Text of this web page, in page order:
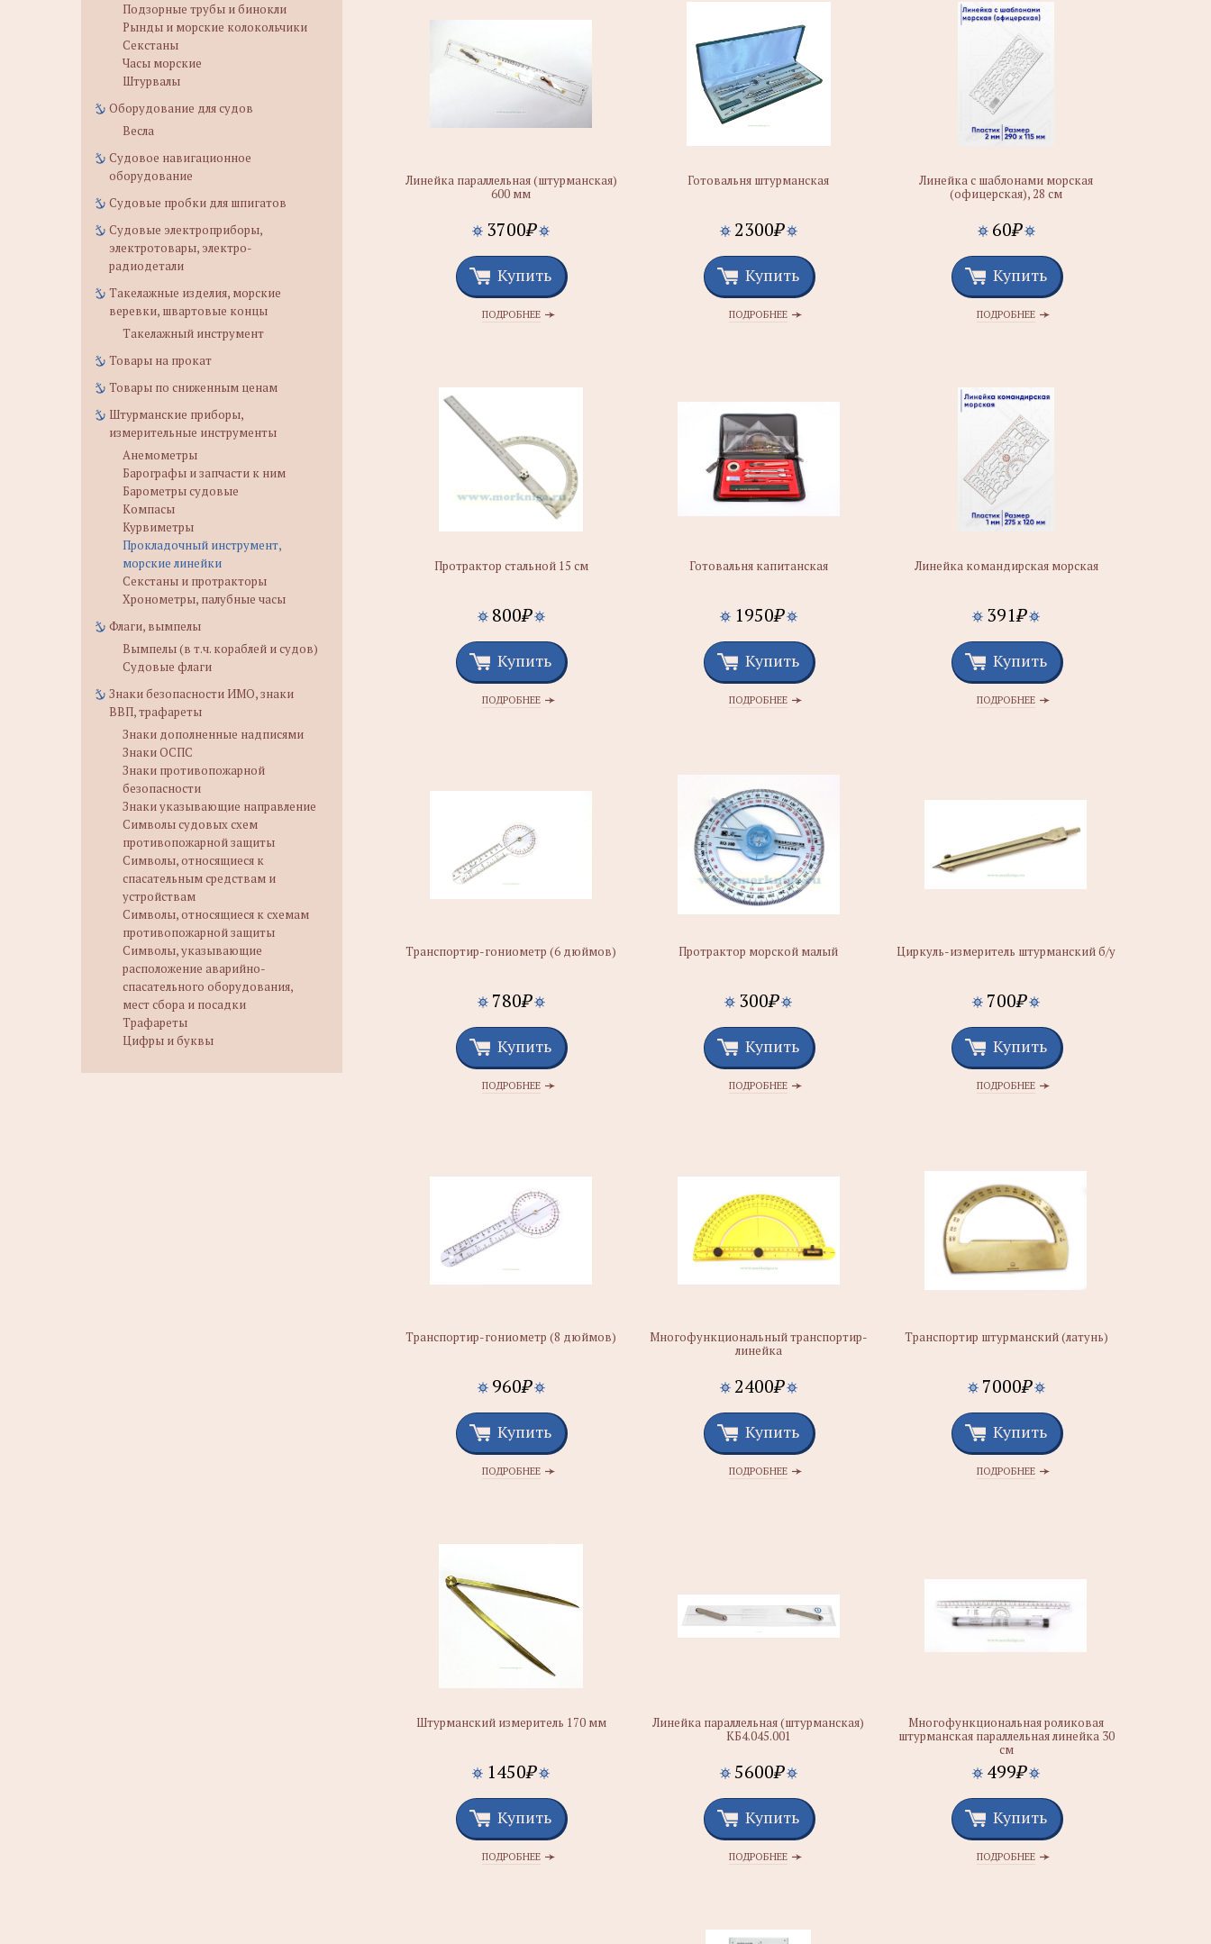
Подзорные трубы и бинокли
Рынды и морские колокольчики
Секстаны
Часы морские
Штурвалы
Оборудование для судов
Весла
Судовое навигационное
оборудование
Судовые пробки для шпигатов
Судовые электроприборы,
электротовары, электро-
радиодетали
Такелажные изделия, морские
веревки, швартовые концы
Такелажный инструмент
Товары на прокат
Товары по сниженным ценам
Штурманские приборы,
измерительные инструменты
Анемометры
Барографы и запчасти к ним
Барометры судовые
Компасы
Курвиметры
Прокладочный инструмент,
морские линейки
Секстаны и протракторы
Хронометры, палубные часы
Флаги, вымпелы
Вымпелы (в т.ч. кораблей и судов)
Судовые флаги
Знаки безопасности ИМО, знаки
ВВП, трафареты
Знаки дополненные надписями
Знаки ОСПС
Знаки противопожарной
безопасности
Знаки указывающие направление
Символы судовых схем
противопожарной защиты
Символы, относящиеся к
спасательным средствам и
устройствам
Символы, относящиеся к схемам
противопожарной защиты
Символы, указывающие
расположение аварийно-
спасательного оборудования,
мест сбора и посадки
Трафареты
Цифры и буквы
Линейка параллельная (штурманская)
600 мм
3700₽
Купить
ПОДРОБНЕЕ
Готовальня штурманская
2300₽
Купить
ПОДРОБНЕЕ
Линейка с шаблонами морская
(офицерская), 28 см
60₽
Купить
ПОДРОБНЕЕ
Протрактор стальной 15 см
800₽
Купить
ПОДРОБНЕЕ
Готовальня капитанская
1950₽
Купить
ПОДРОБНЕЕ
Линейка командирская морская
391₽
Купить
ПОДРОБНЕЕ
Транспортир-гониометр (6 дюймов)
780₽
Купить
ПОДРОБНЕЕ
Протрактор морской малый
300₽
Купить
ПОДРОБНЕЕ
Циркуль-измеритель штурманский б/у
700₽
Купить
ПОДРОБНЕЕ
Транспортир-гониометр (8 дюймов)
960₽
Купить
ПОДРОБНЕЕ
Многофункциональный транспортир-
линейка
2400₽
Купить
ПОДРОБНЕЕ
Транспортир штурманский (латунь)
7000₽
Купить
ПОДРОБНЕЕ
Штурманский измеритель 170 мм
1450₽
Купить
ПОДРОБНЕЕ
Линейка параллельная (штурманская)
КБ4.045.001
5600₽
Купить
ПОДРОБНЕЕ
Многофункциональная роликовая
штурманская параллельная линейка 30
см
499₽
Купить
ПОДРОБНЕЕ